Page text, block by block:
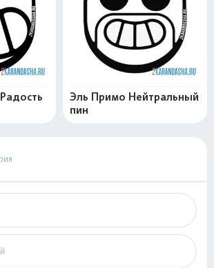
Эль Примо Нейтральный
пин